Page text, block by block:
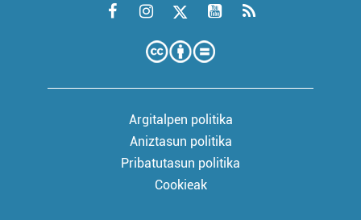
Argitalpen politika
Aniztasun politika
Pribatutasun politika
Cookieak